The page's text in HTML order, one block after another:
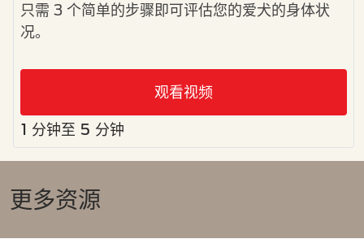
只需 3 个简单的步骤即可评估您的爱犬的身体状
况。
观看视频
1 分钟至 5 分钟
更多资源